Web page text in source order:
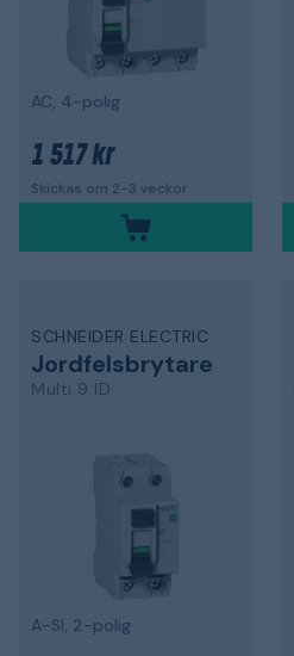
AC, 4-polig
1 517 kr
Skickas om 2-3 veckor
SCHNEIDER ELECTRIC
Jordfelsbrytare
Multi 9 ID
A-SI, 2-polig